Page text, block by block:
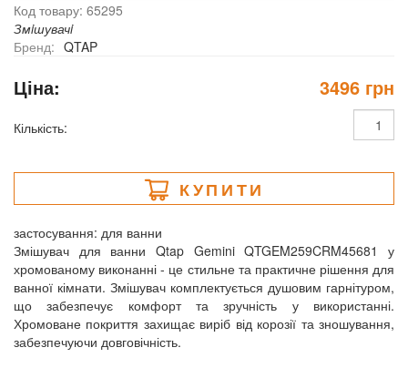
Код товару: 65295
Змiшувачi
Бренд: QTAP
Ціна: 3496 грн
Кількість:
КУПИТИ
застосування: для ванни
Змішувач для ванни Qtap Gemini QTGEM259CRM45681 у
хромованому виконанні - це стильне та практичне рішення для
ванної кімнати. Змішувач комплектується душовим гарнітуром,
що забезпечує комфорт та зручність у використанні.
Хромоване покриття захищає виріб від корозії та зношування,
забезпечуючи довговічність.